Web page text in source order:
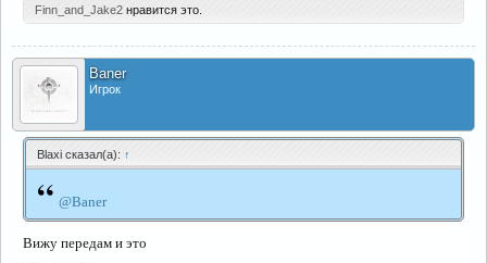
Finn_and_Jake2 нравится это.
Baner
Игрок
Blaxi сказал(а): ↑
“ @Baner
Вижу передам и это